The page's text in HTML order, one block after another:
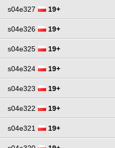
s04e327 19+
s04e326 19+
s04e325 19+
s04e324 19+
s04e323 19+
s04e322 19+
s04e321 19+